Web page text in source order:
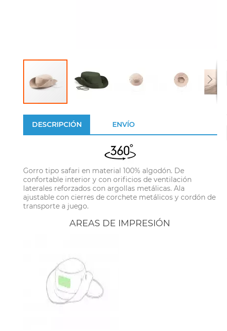
DESCRIPCIÓN
Gorro tipo safari en material 100% algodón. De
confortable interior y con orificios de ventilación
laterales reforzados con argollas metálicas. Ala
ajustable con cierres de corchete metálicos y cordón de
transporte a juego.
AREAS DE IMPRESIÓN
ENVÍO